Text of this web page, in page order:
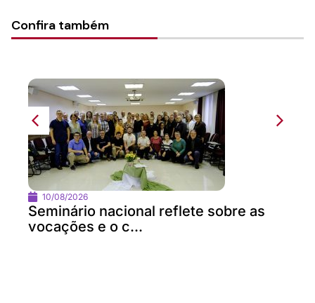
Confira também
10/08/2026
Seminário nacional reflete sobre as
vocações e o c...